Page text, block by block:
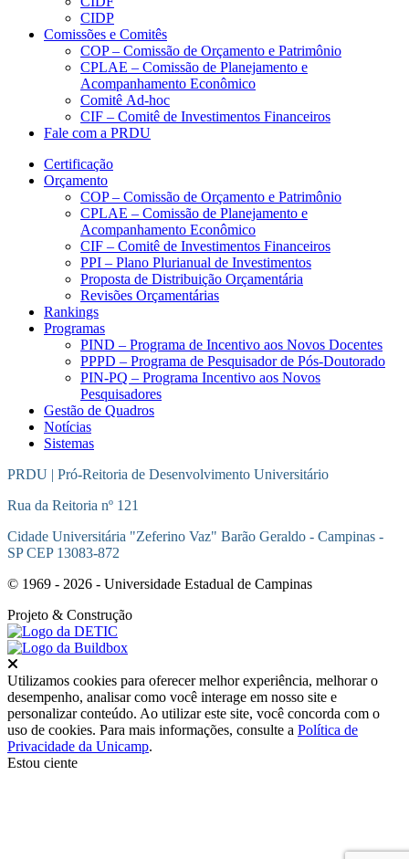
CIDP
Comissões e Comitês
COP – Comissão de Orçamento e Patrimônio
CPLAE – Comissão de Planejamento e
Acompanhamento Econômico
Comitê Ad-hoc
CIF – Comitê de Investimentos Financeiros
Fale com a PRDU
Certificação
Orçamento
COP – Comissão de Orçamento e Patrimônio
CPLAE – Comissão de Planejamento e
Acompanhamento Econômico
CIF – Comitê de Investimentos Financeiros
PPI – Plano Plurianual de Investimentos
Proposta de Distribuição Orçamentária
Revisões Orçamentárias
Rankings
Programas
PIND – Programa de Incentivo aos Novos Docentes
PPPD – Programa de Pesquisador de Pós-Doutorado
PIN-PQ – Programa Incentivo aos Novos
Pesquisadores
Gestão de Quadros
Notícias
Sistemas
PRDU | Pró-Reitoria de Desenvolvimento Universitário
Rua da Reitoria nº 121
Cidade Universitária "Zeferino Vaz" Barão Geraldo - Campinas -
SP CEP 13083-872
© 1969 - 2026 - Universidade Estadual de Campinas
Projeto & Construção
Utilizamos cookies para oferecer melhor experiência, melhorar o
desempenho, analisar como você interage em nosso site e
personalizar conteúdo. Ao utilizar este site, você concorda com o
uso de cookies. Para mais informações, consulte a Política de
Privacidade da Unicamp.
Estou ciente